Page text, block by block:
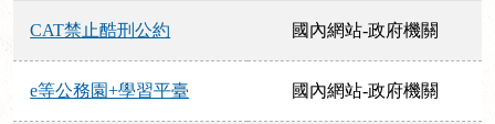
CAT禁止酷刑公約 國內網站-政府機關
e等公務園+學習平臺 國內網站-政府機關